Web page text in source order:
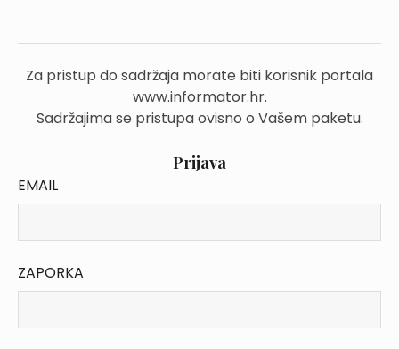
Za pristup do sadržaja morate biti korisnik portala
www.informator.hr.
Sadržajima se pristupa ovisno o Vašem paketu.
Prijava
EMAIL
ZAPORKA